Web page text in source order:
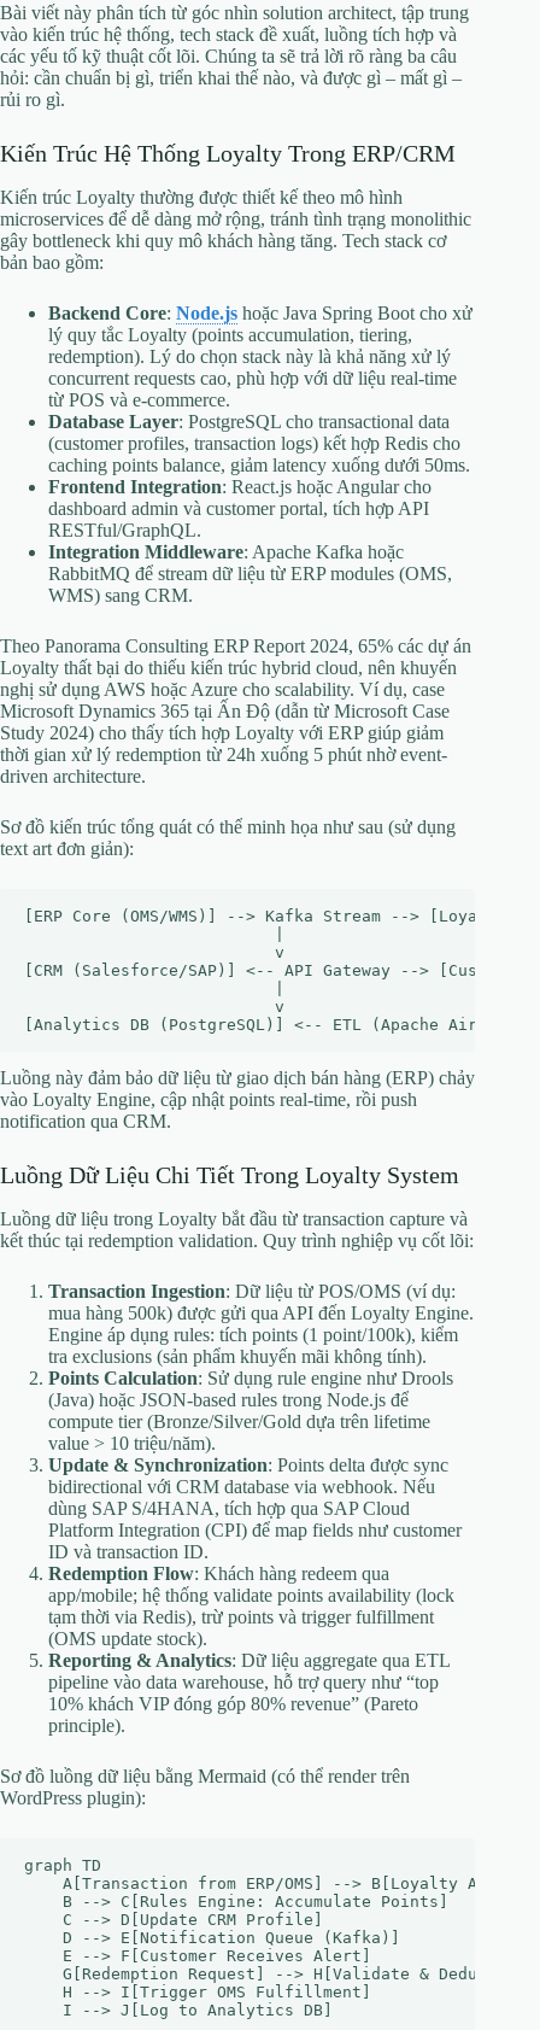
Bài viết này phân tích từ góc nhìn solution architect, tập trung
vào kiến trúc hệ thống, tech stack đề xuất, luồng tích hợp và
các yếu tố kỹ thuật cốt lõi. Chúng ta sẽ trả lời rõ ràng ba câu
hỏi: cần chuẩn bị gì, triển khai thế nào, và được gì – mất gì –
rủi ro gì.
Kiến Trúc Hệ Thống Loyalty Trong ERP/CRM
Kiến trúc Loyalty thường được thiết kế theo mô hình
microservices để dễ dàng mở rộng, tránh tình trạng monolithic
gây bottleneck khi quy mô khách hàng tăng. Tech stack cơ
bản bao gồm:
Backend Core: Node.js hoặc Java Spring Boot cho xử
lý quy tắc Loyalty (points accumulation, tiering,
redemption). Lý do chọn stack này là khả năng xử lý
concurrent requests cao, phù hợp với dữ liệu real-time
từ POS và e-commerce.
Database Layer: PostgreSQL cho transactional data
(customer profiles, transaction logs) kết hợp Redis cho
caching points balance, giảm latency xuống dưới 50ms.
Frontend Integration: React.js hoặc Angular cho
dashboard admin và customer portal, tích hợp API
RESTful/GraphQL.
Integration Middleware: Apache Kafka hoặc
RabbitMQ để stream dữ liệu từ ERP modules (OMS,
WMS) sang CRM.
Theo Panorama Consulting ERP Report 2024, 65% các dự án
Loyalty thất bại do thiếu kiến trúc hybrid cloud, nên khuyến
nghị sử dụng AWS hoặc Azure cho scalability. Ví dụ, case
Microsoft Dynamics 365 tại Ấn Độ (dẫn từ Microsoft Case
Study 2024) cho thấy tích hợp Loyalty với ERP giúp giảm
thời gian xử lý redemption từ 24h xuống 5 phút nhờ event-
driven architecture.
Sơ đồ kiến trúc tổng quát có thể minh họa như sau (sử dụng
text art đơn giản):
[ERP Core (OMS/WMS)] --> Kafka Stream --> [Loyalty
                          v
[CRM (Salesforce/SAP)] <-- API Gateway -->
                          v
Luồng này đảm bảo dữ liệu từ giao dịch bán hàng (ERP) chảy
vào Loyalty Engine, cập nhật points real-time, rồi push
notification qua CRM.
Luồng Dữ Liệu Chi Tiết Trong Loyalty System
Luồng dữ liệu trong Loyalty bắt đầu từ transaction capture và
kết thúc tại redemption validation. Quy trình nghiệp vụ cốt lõi:
Transaction Ingestion: Dữ liệu từ POS/OMS (ví dụ:
mua hàng 500k) được gửi qua API đến Loyalty Engine.
Engine áp dụng rules: tích points (1 point/100k), kiểm
tra exclusions (sản phẩm khuyến mãi không tính).
Points Calculation: Sử dụng rule engine như Drools
(Java) hoặc JSON-based rules trong Node.js để
compute tier (Bronze/Silver/Gold dựa trên lifetime
value > 10 triệu/năm).
Update & Synchronization: Points delta được sync
bidirectional với CRM database via webhook. Nếu
dùng SAP S/4HANA, tích hợp qua SAP Cloud
Platform Integration (CPI) để map fields như customer
ID và transaction ID.
Redemption Flow: Khách hàng redeem qua
app/mobile; hệ thống validate points availability (lock
tạm thời via Redis), trừ points và trigger fulfillment
(OMS update stock).
Reporting & Analytics: Dữ liệu aggregate qua ETL
pipeline vào data warehouse, hỗ trợ query như “top
10% khách VIP đóng góp 80% revenue” (Pareto
principle).
Sơ đồ luồng dữ liệu bằng Mermaid (có thể render trên
WordPress plugin):
graph TD
A[Transaction from ERP/OMS] --> B[Loyalty API
    B --> C[Rules Engine: Accumulate Points]
    C --> D[Update CRM Profile]
    D --> E[Notification Queue (Kafka)]
    E --> F[Customer Receives Alert]
G[Redemption Request] --> H[Validate & Deduct
    H --> I[Trigger OMS Fulfillment]